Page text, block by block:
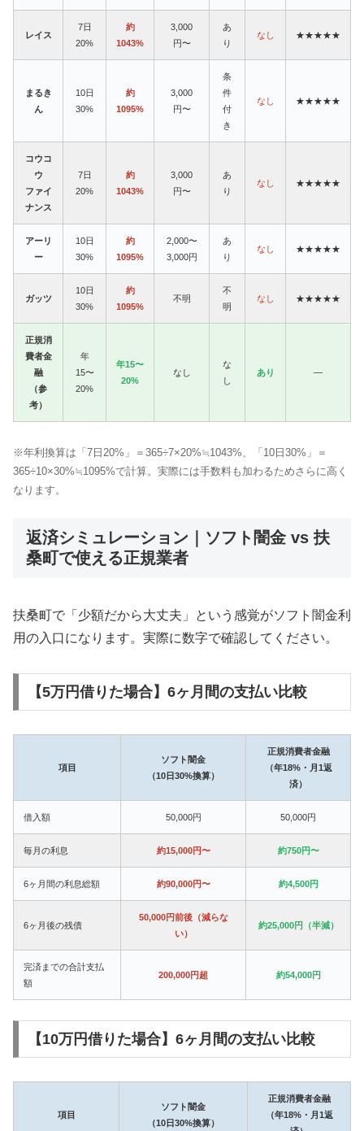
レイス
7日
20%
約
1043%
3,000
円〜
あ
り
なし ★★★★★
まるき
ん
10日
30%
約
1095%
3,000
円〜
条
件
付
き
なし ★★★★★
コウコ
ウ
ファイ
ナンス
7日
20%
約
1043%
3,000
円〜
あ
り
なし ★★★★★
アーリ
ー
10日
30%
約
1095%
2,000〜
3,000円
あ
り
なし ★★★★★
ガッツ
10日
30%
約
1095%
不明
不
明
なし ★★★★★
正規消
費者金
融
（参
考）
年
15〜
20%
年15〜
20%
なし
な
し
あり —
※年利換算は「7日20%」＝365÷7×20%≒1043%、「10日30%」＝
365÷10×30%≒1095%で計算。実際には手数料も加わるためさらに高く
なります。
返済シミュレーション｜ソフト闇金 vs 扶
桑町で使える正規業者
扶桑町で「少額だから大丈夫」という感覚がソフト闇金利
用の入口になります。実際に数字で確認してください。
【5万円借りた場合】6ヶ月間の支払い比較
項目
ソフト闇金
（10日30%換算）
正規消費者金融
（年18%・月1返
済）
借入額 50,000円 50,000円
毎月の利息 約15,000円〜 約750円〜
6ヶ月間の利息総額 約90,000円〜 約4,500円
6ヶ月後の残債
50,000円前後（減らな
い）
約25,000円（半減）
完済までの合計支払
額
200,000円超 約54,000円
【10万円借りた場合】6ヶ月間の支払い比較
項目
ソフト闇金
（10日30%換算）
正規消費者金融
（年18%・月1返